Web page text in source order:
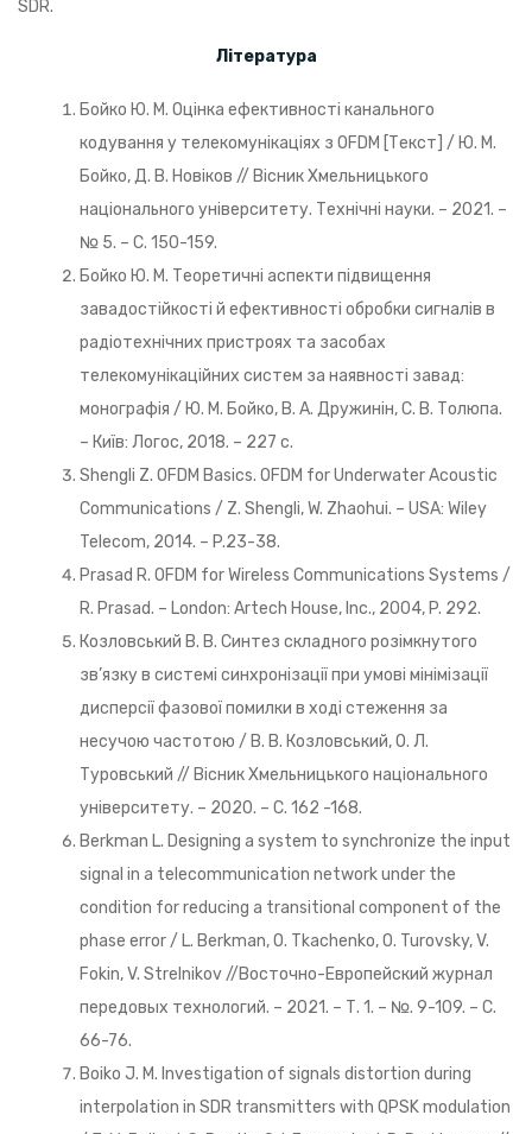
SDR.
Література
Бойко Ю. М. Оцінка ефективності канального
кодування у телекомунікаціях з OFDM [Текст] / Ю. М.
Бойко, Д. В. Новіков // Вісник Хмельницького
національного університету. Технічні науки. – 2021. –
№ 5. – С. 150-159.
Бойко Ю. М. Теоретичні аспекти підвищення
завадостійкості й ефективності обробки сигналів в
радіотехнічних пристроях та засобах
телекомунікаційних систем за наявності завад:
монографія / Ю. М. Бойко, В. А. Дружинін, С. В. Толюпа.
– Київ: Логос, 2018. – 227 с.
Shengli Z. OFDM Basics. OFDM for Underwater Acoustic
Communications / Z. Shengli, W. Zhaohui. – USA: Wiley
Telecom, 2014. – P.23-38.
Prasad R. OFDM for Wireless Communications Systems /
R. Prasad. – London: Artech House, Inc., 2004, P. 292.
Козловський В. В. Синтез складного розімкнутого
зв’язку в системі синхронізації при умові мінімізації
дисперсії фазової помилки в ході стеження за
несучою частотою / В. В. Козловський, О. Л.
Туровський // Вісник Хмельницького національного
університету. – 2020. – С. 162 -168.
Berkman L. Designing a system to synchronize the input
signal in a telecommunication network under the
condition for reducing a transitional component of the
phase error / L. Berkman, O. Tkachenko, O. Turovsky, V.
Fokin, V. Strelnikov //Восточно-Европейский журнал
передовых технологий. – 2021. – Т. 1. – №. 9-109. – С.
66-76.
Boiko J. M. Investigation of signals distortion during
interpolation in SDR transmitters with QPSK modulation